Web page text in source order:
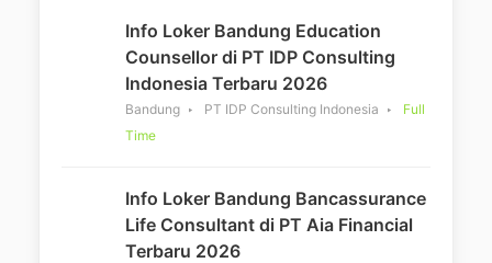
Info Loker Bandung Education
Counsellor di PT IDP Consulting
Indonesia Terbaru 2026
Bandung PT IDP Consulting Indonesia
Full
Time
Info Loker Bandung Bancassurance
Life Consultant di PT Aia Financial
Terbaru 2026